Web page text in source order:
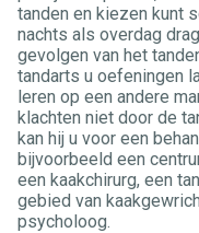
tanden en kiezen kunt
nachts als overdag
gevolgen van het
tandarts u oefeningen
leren op een andere
klachten niet door de
kan hij u voor een
bijvoorbeeld een
een kaakchirurg, een
gebied van
psycholoog.